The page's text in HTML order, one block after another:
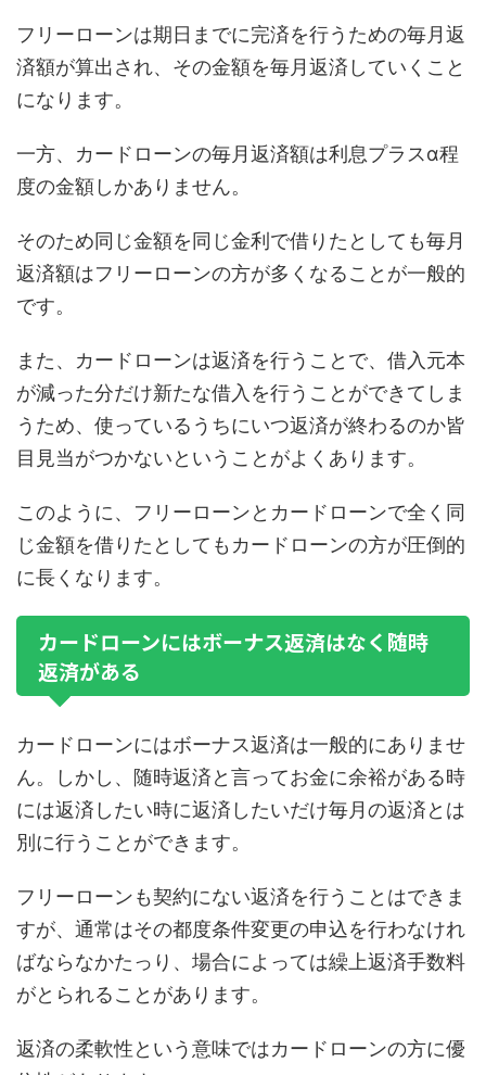
フリーローンは期日までに完済を行うための毎月返
済額が算出され、その金額を毎月返済していくこと
になります。
一方、カードローンの毎月返済額は利息プラスα程
度の金額しかありません。
そのため同じ金額を同じ金利で借りたとしても毎月
返済額はフリーローンの方が多くなることが一般的
です。
また、カードローンは返済を行うことで、借入元本
が減った分だけ新たな借入を行うことができてしま
うため、使っているうちにいつ返済が終わるのか皆
目見当がつかないということがよくあります。
このように、フリーローンとカードローンで全く同
じ金額を借りたとしてもカードローンの方が圧倒的
に長くなります。
カードローンにはボーナス返済はなく随時
返済がある
カードローンにはボーナス返済は一般的にありませ
ん。しかし、随時返済と言ってお金に余裕がある時
には返済したい時に返済したいだけ毎月の返済とは
別に行うことができます。
フリーローンも契約にない返済を行うことはできま
すが、通常はその都度条件変更の申込を行わなけれ
ばならなかたっり、場合によっては繰上返済手数料
がとられることがあります。
返済の柔軟性という意味ではカードローンの方に優